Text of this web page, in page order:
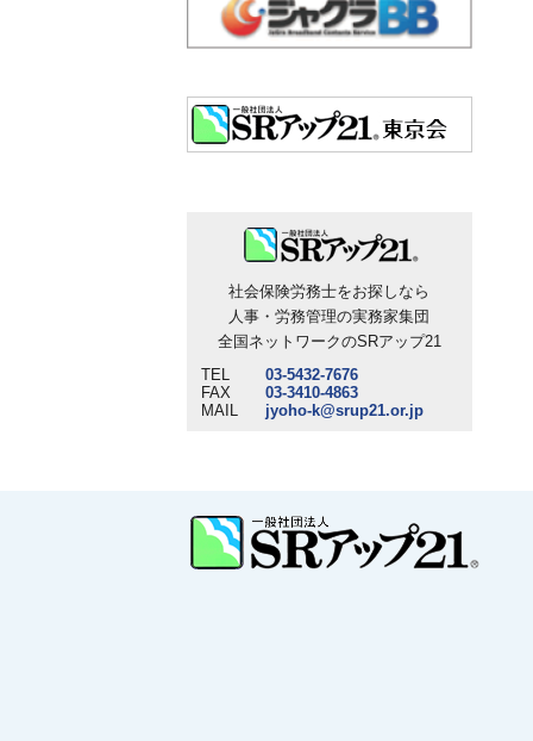
社会保険労務士をお探しなら
人事・労務管理の実務家集団
全国ネットワークのSRアップ21
TEL
03-5432-7676
FAX
03-3410-4863
MAIL
jyoho-k@srup21.or.jp